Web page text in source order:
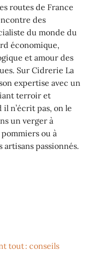
routes de France
des
du monde du
économique,
et amour des
Sur Cidrerie La
expertise avec un
terroir et
n’écrit pas, on le
un verger à
ou à
artisans passionnés.
tout : conseils